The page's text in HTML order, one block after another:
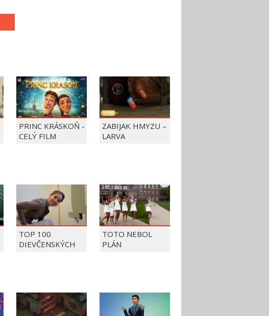
PRINC KRÁSKOŇ -
CELÝ FILM
ZABIJAK HMYZU –
LARVA
TOP 100
DIEVČENSKÝCH
TOTO NEBOL
PLÁN